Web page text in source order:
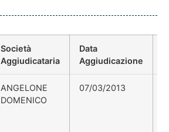
Società
Aggiudicataria
Data
Aggiudicazione
ANGELONE
DOMENICO
07/03/2013